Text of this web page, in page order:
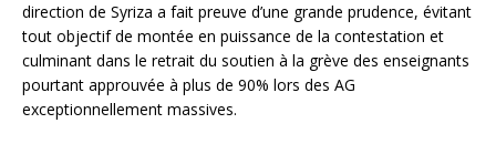
direction de Syriza a fait preuve d’une grande prudence, évitant
tout objectif de montée en puissance de la contestation et
culminant dans le retrait du soutien à la grève des enseignants
pourtant approuvée à plus de 90% lors des AG
exceptionnellement massives.